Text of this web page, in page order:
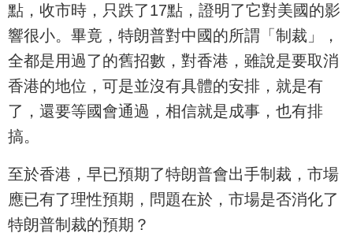
點，收市時，只跌了17點，證明了它對美國的影
響很小。畢竟，特朗普對中國的所謂「制裁」，
全都是用過了的舊招數，對香港，雖說是要取消
香港的地位，可是並沒有具體的安排，就是有
了，還要等國會通過，相信就是成事，也有排
搞。
至於香港，早已預期了特朗普會出手制裁，市場
應已有了理性預期，問題在於，市場是否消化了
特朗普制裁的預期？